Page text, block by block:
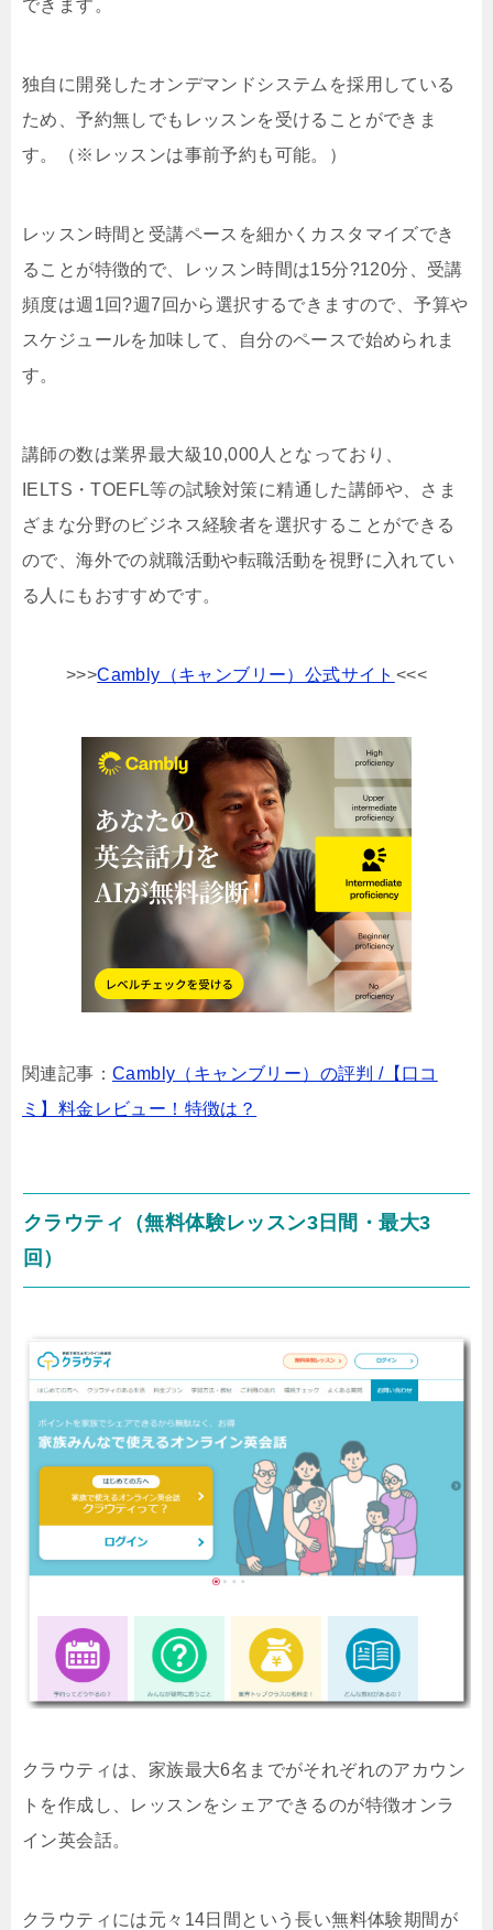
できます。
独自に開発したオンデマンドシステムを採用している
ため、予約無しでもレッスンを受けることができま
す。（※レッスンは事前予約も可能。）
レッスン時間と受講ペースを細かくカスタマイズでき
ることが特徴的で、レッスン時間は15分?120分、受講
頻度は週1回?週7回から選択するできますので、予算や
スケジュールを加味して、自分のペースで始められま
す。
講師の数は業界最大級10,000人となっており、
IELTS・TOEFL等の試験対策に精通した講師や、さま
ざまな分野のビジネス経験者を選択することができる
ので、海外での就職活動や転職活動を視野に入れてい
る人にもおすすめです。
>>>Cambly（キャンブリー）公式サイト <<<
関連記事： Cambly（キャンブリー）の評判 /【口コ
ミ】料金レビュー！特徴は？
クラウティ（無料体験レッスン3日間・最大3
回）
クラウティは、家族最大6名までがそれぞれのアカウン
トを作成し、レッスンをシェアできるのが特徴オンラ
イン英会話。
クラウティには元々14日間という長い無料体験期間が